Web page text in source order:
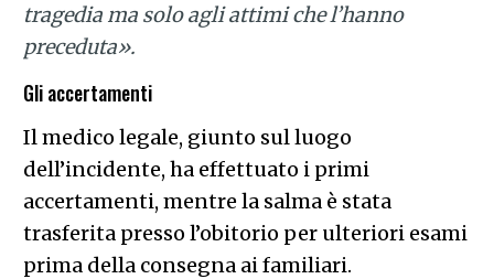
tragedia ma solo agli attimi che l’hanno
preceduta».
Gli accertamenti
Il medico legale, giunto sul luogo
dell’incidente, ha effettuato i primi
accertamenti, mentre la salma è stata
trasferita presso l’obitorio per ulteriori esami
prima della consegna ai familiari.